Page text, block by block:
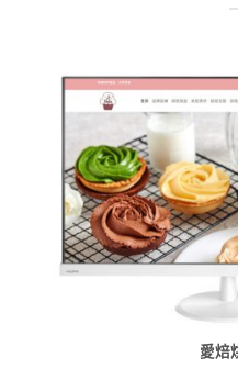
愛焙